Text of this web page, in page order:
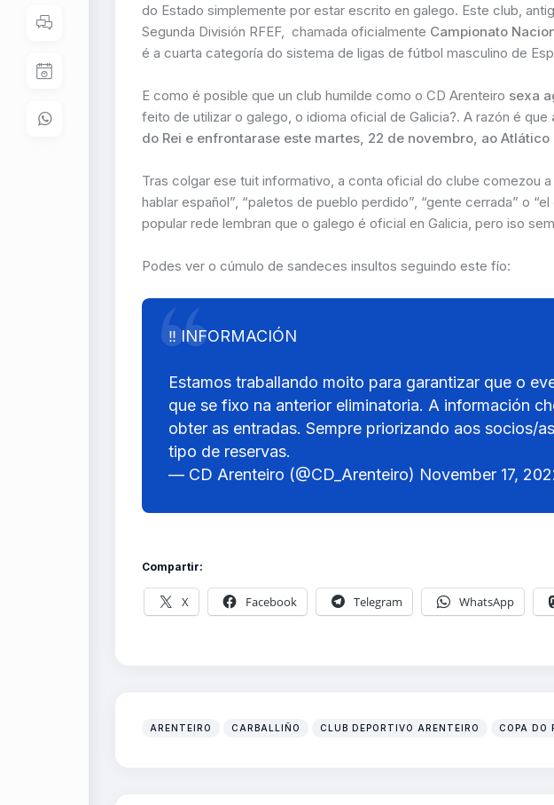
do Estado simplemente por estar escrito en galego. Este club,
Segunda División RFEF, chamada oficialmente Campionato
é a cuarta categoría do sistema de ligas de fútbol masculino de
E como é posible que un club humilde como o CD Arenteiro sexa
feito de utilizar o galego, o idioma oficial de Galicia?. A razón é que
do Rei e enfrontarase este martes, 22 de novembro, ao
Tras colgar ese tuit informativo, a conta oficial do clube comezou a
hablar español”, “paletos de pueblo perdido”, “gente cerrada” o
popular rede lembran que o galego é oficial en Galicia, pero iso
Podes ver o cúmulo de sandeces insultos seguindo este fío:
‼️ INFORMACIÓN
Estamos traballando moito para garantizar que o
que se fixo na anterior eliminatoria. A información
obter as entradas. Sempre priorizando aos socios/
tipo de reservas.
— CD Arenteiro (@CD_Arenteiro) November 17,
Compartir:
X Facebook Telegram WhatsApp
ARENTEIRO CARBALLIÑO CLUB DEPORTIVO ARENTEIRO COPA DO